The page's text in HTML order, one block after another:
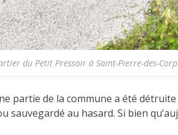
du Petit Pressoir à Saint-Pierre-des-
partie de la commune a été
sauvegardé au hasard. Si bien